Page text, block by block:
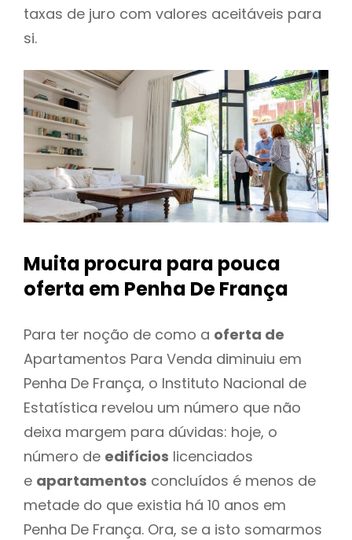
taxas de juro com valores aceitáveis para
si.
Muita procura para pouca
oferta em Penha De França
Para ter noção de como a oferta de
Apartamentos Para Venda diminuiu em
Penha De França, o Instituto Nacional de
Estatística revelou um número que não
deixa margem para dúvidas: hoje, o
número de edifícios licenciados
e apartamentos concluídos é menos de
metade do que existia há 10 anos em
Penha De França. Ora, se a isto somarmos